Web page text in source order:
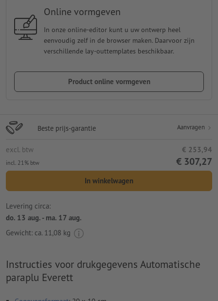
Online vormgeven
In onze online-editor kunt u uw ontwerp heel
eenvoudig zelf in de browser maken. Daarvoor zijn
verschillende lay-outtemplates beschikbaar.
Product online vormgeven
Beste prijs-garantie Aanvragen
excl. btw € 253,94
incl. 21% btw € 307,27
In winkelwagen
Levering circa:
do. 13 aug. - ma. 17 aug.
Gewicht: ca. 11,08 kg
Instructies voor drukgegevens Automatische
paraplu Everett